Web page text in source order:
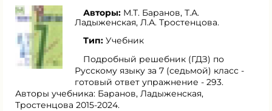
Авторы: М.Т. Баранов, Т.А.
Ладыженская, Л.А. Тростенцова.
Тип: Учебник
Подробный решебник (ГДЗ) по
Русскому языку за 7 (седьмой) класс -
готовый ответ упражнение - 293.
Авторы учебника: Баранов, Ладыженская,
Тростенцова 2015-2024.